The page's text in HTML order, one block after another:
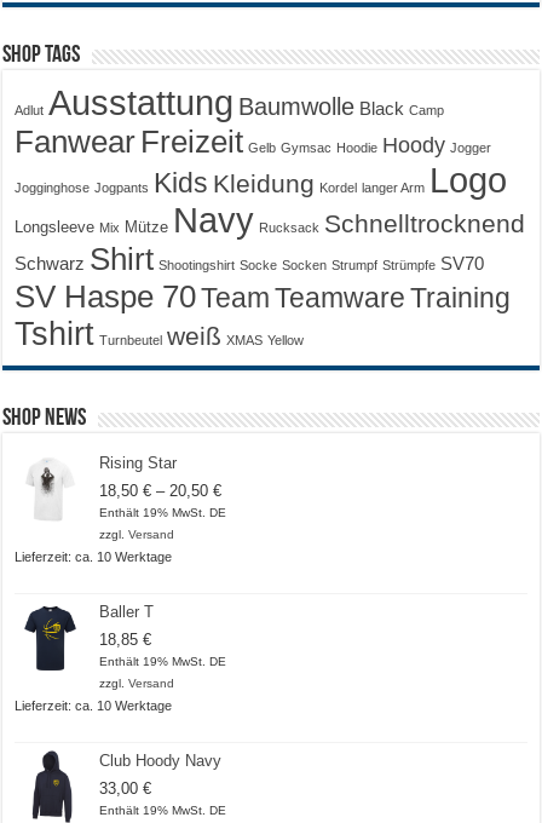
Shop Tags
Adlut Ausstattung Baumwolle Black Camp
Fanwear Freizeit Gelb Gymsac Hoodie Hoody Jogger
Jogginghose Jogpants Kids Kleidung Kordel langer Arm Logo
Longsleeve Mix Mütze Navy Rucksack Schnelltrocknend
Schwarz Shirt Shootingshirt Socke Socken Strumpf Strümpfe SV70
SV Haspe 70Team Teamware Training
Tshirt Turnbeutel weiß XMAS Yellow
Shop News
Rising Star
18,50€ – 20,50€Preisspanne:
18,50 €
Enthält 19% MwSt. DE
zzgl.Versand
Lieferzeit: ca. 10 Werktage
Baller T
18,85€
Enthält 19% MwSt. DE
zzgl.Versand
Lieferzeit: ca. 10 Werktage
Club Hoody Navy
33,00€
Enthält 19% MwSt. DE